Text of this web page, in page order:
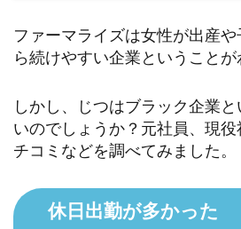
ファーマライズは女性が出産
ら続けやすい企業ということが
しかし、じつはブラック企業
いのでしょうか？元社員、現
チコミなどを調べてみました。
休日出勤が多かった